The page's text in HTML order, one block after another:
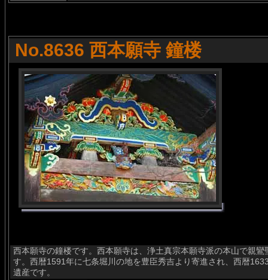
No.8636 西本願寺 鐘楼
西本願寺の鐘楼です。西本願寺は、浄土真宗本願寺派の本山で親
す。西暦1591年に七条堀川の地を豊臣秀吉より寄進され、西暦
遺産です。